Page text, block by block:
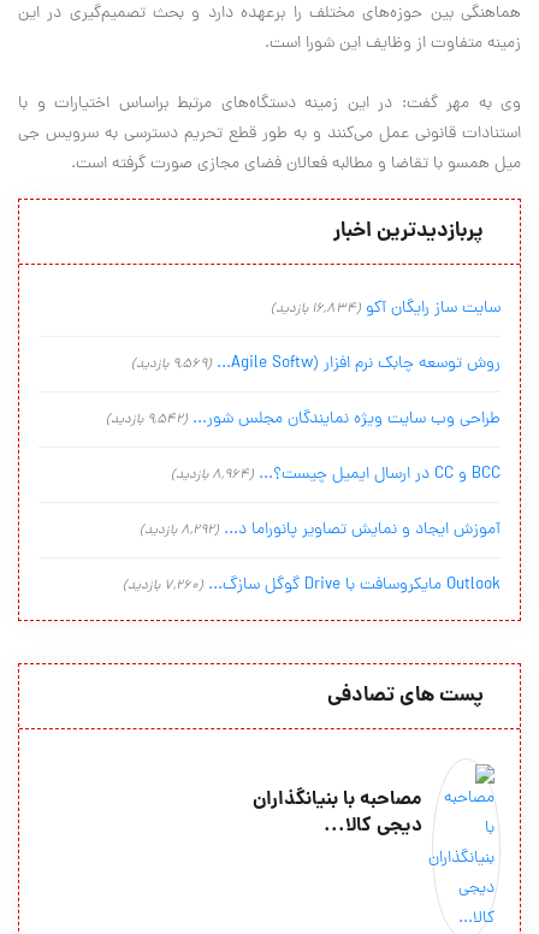
هماهنگی بین حوزه‌های مختلف را برعهده دارد و بحث تصمیم‌گیری در این
زمینه متفاوت از وظایف این شورا است.
وی به مهر گفت: در این زمینه دستگاه‌های مرتبط براساس اختیارات و با
استنادات قانونی عمل می‌کنند و به طور قطع تحریم دسترسی به سرویس جی
میل همسو با تقاضا و مطالبه فعالان فضای مجازی صورت گرفته است.
پربازدیدترین اخبار
سایت ساز رایگان آکو (16,834 بازدید)
روش توسعه چابک نرم افزار (Agile Softw... (9,569 بازدید)
طراحی وب سایت ویژه نمایندگان مجلس شور... (9,542 بازدید)
BCC و CC در ارسال ایمیل چیست؟... (8,964 بازدید)
آموزش ایجاد و نمایش تصاویر پانوراما د... (8,292 بازدید)
Outlook مایکروسافت با Drive گوگل سازگ... (7,260 بازدید)
پست های تصادفی
مصاحبه با بنیانگذاران
دیجی کالا...